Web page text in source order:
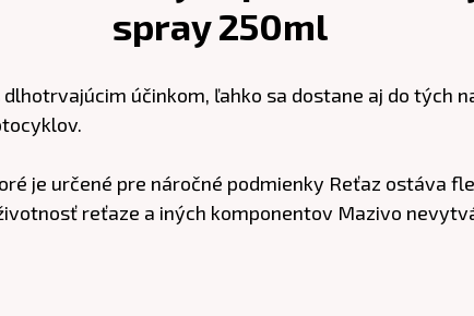
spray 250ml
účinkom, ľahko sa dostane aj do tých
je určené pre náročné podmienky Reťaz ostáva
reťaze a iných komponentov Mazivo